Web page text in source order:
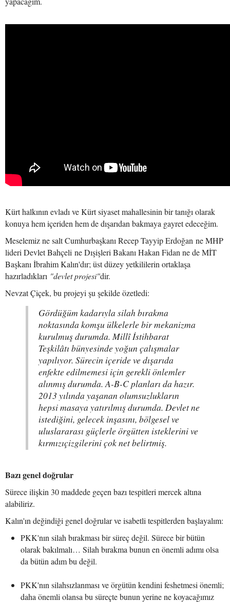
Kürt halkının evladı ve Kürt siyaset mahallesinin bir tanığı olarak
konuya hem içeriden hem de dışarıdan bakmaya gayret edeceğim.
Meselemiz ne salt Cumhurbaşkanı Recep Tayyip Erdoğan ne MHP
lideri Devlet Bahçeli ne Dışişleri Bakanı Hakan Fidan ne de MİT
Başkanı İbrahim Kalın'dır; üst düzey yetkililerin ortaklaşa
hazırladıkları "devlet projesi"dir.
Nevzat Çiçek, bu projeyi şu şekilde özetledi:
Gördüğüm kadarıyla silah bırakma
noktasında komşu ülkelerle bir mekanizma
kurulmuş durumda. Millî İstihbarat
Teşkilâtı bünyesinde yoğun çalışmalar
yapılıyor. Sürecin içeride ve dışarıda
enfekte edilmemesi için gerekli önlemler
alınmış durumda. A-B-C planları da hazır.
2013 yılında yaşanan olumsuzlukların
hepsi masaya yatırılmış durumda. Devlet ne
istediğini, gelecek inşasını, bölgesel ve
uluslararası güçlerle örgütten isteklerini ve
kırmızıçizgilerini çok net belirtmiş.
Bazı genel doğrular
Sürece ilişkin 30 maddede geçen bazı tespitleri mercek altına
alabiliriz.
Kalın'ın değindiği genel doğrular ve isabetli tespitlerden başlayalım:
PKK'nın silah bırakması bir süreç değil. Sürece bir bütün
olarak bakılmalı… Silah bırakma bunun en önemli adımı olsa
da bütün adım bu değil.
PKK'nın silahsızlanması ve örgütün kendini feshetmesi önemli;
daha önemli olansa bu süreçte bunun yerine ne koyacağımız